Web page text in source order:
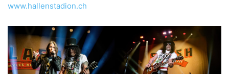
www.hallenstadion.ch